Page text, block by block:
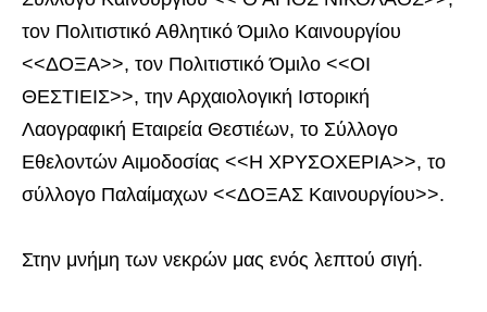
τον Πολιτιστικό Αθλητικό Όμιλο Καινουργίου
<<ΔΟΞΑ>>, τον Πολιτιστικό Όμιλο <<ΟΙ
ΘΕΣΤΙΕΙΣ>>, την Αρχαιολογική Ιστορική
Λαογραφική Εταιρεία Θεστιέων, το Σύλλογο
Εθελοντών Αιμοδοσίας <<Η ΧΡΥΣΟΧΕΡΙΑ>>, το
σύλλογο Παλαίμαχων <<ΔΟΞΑΣ Καινουργίου>>.
Στην μνήμη των νεκρών μας ενός λεπτού σιγή.